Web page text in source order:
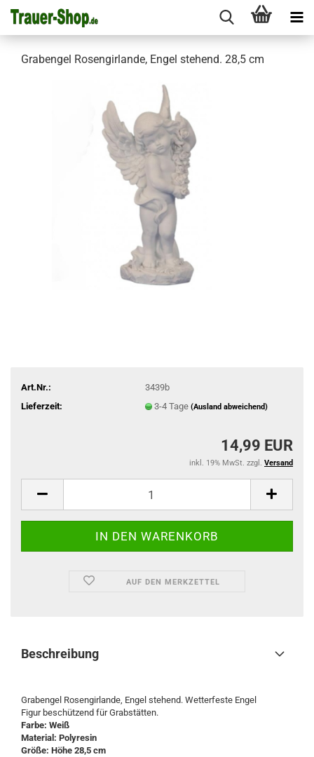
Grabengel Rosengirlande, Engel stehend. 28,5 cm
Art.Nr.:
3439b
Lieferzeit:
3-4 Tage (Ausland abweichend)
14,99 EUR
inkl. 19% MwSt. zzgl. Versand
AUF DEN MERKZETTEL
Beschreibung
Grabengel Rosengirlande, Engel stehend. Wetterfeste Engel
Figur beschützend für Grabstätten.
Farbe: Weiß
Material: Polyresin
Größe: Höhe 28,5 cm